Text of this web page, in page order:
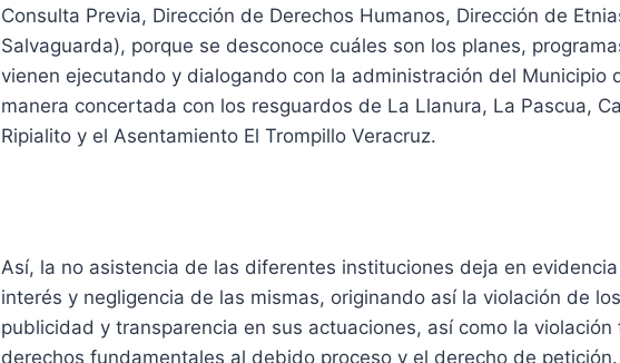
Consulta Previa, Dirección de Derechos Humanos, Dirección de
Salvaguarda), porque se desconoce cuáles son los planes,
vienen ejecutando y dialogando con la administración del Municipio
manera concertada con los resguardos de La Llanura, La Pascua,
Ripialito y el Asentamiento El Trompillo Veracruz.
Así, la no asistencia de las diferentes instituciones deja en
interés y negligencia de las mismas, originando así la violación de
publicidad y transparencia en sus actuaciones, así como la
derechos fundamentales al debido proceso y el derecho de